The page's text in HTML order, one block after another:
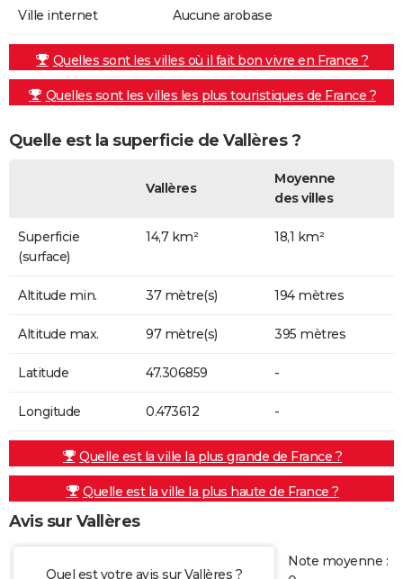
Ville internet Aucune arobase
Quelles sont les villes où il fait bon vivre en France ?
Quelles sont les villes les plus touristiques de France ?
Quelle est la superficie de Vallères ?
Vallères
Moyenne
des villes
Superficie
(surface)
14,7 km² 18,1 km²
Altitude min. 37 mètre(s) 194 mètres
Altitude max. 97 mètre(s) 395 mètres
Latitude 47.306859 -
Longitude 0.473612 -
Quelle est la ville la plus grande de France ?
Quelle est la ville la plus haute de France ?
Avis sur Vallères
Quel est votre avis sur Vallères ?
Note moyenne :